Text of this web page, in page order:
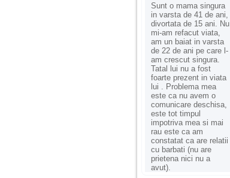
Sunt o mama singura
in varsta de 41 de ani,
divortata de 15 ani. Nu
mi-am refacut viata,
am un baiat in varsta
de 22 de ani pe care l-
am crescut singura.
Tatal lui nu a fost
foarte prezent in viata
lui . Problema mea
este ca nu avem o
comunicare deschisa,
este tot timpul
impotriva mea si mai
rau este ca am
constatat ca are relatii
cu barbati (nu are
prietena nici nu a
avut).